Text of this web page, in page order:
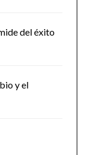
del éxito
y el